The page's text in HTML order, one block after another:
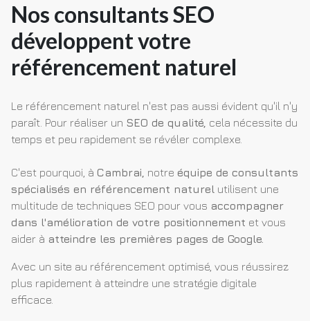
Nos consultants SEO
développent votre
référencement naturel
Le référencement naturel n'est pas aussi évident qu'il n'y
paraît. Pour réaliser un SEO de qualité, cela nécessite du
temps et peu rapidement se révéler complexe.
C'est pourquoi, à Cambrai, notre équipe de consultants
spécialisés en référencement naturel utilisent une
multitude de techniques SEO pour vous accompagner
dans l'amélioration de votre positionnement et vous
aider à atteindre les premières pages de Google.
Avec un site au référencement optimisé, vous réussirez
plus rapidement à atteindre une stratégie digitale
efficace.